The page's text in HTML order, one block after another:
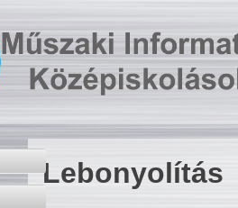
Lebonyolítás